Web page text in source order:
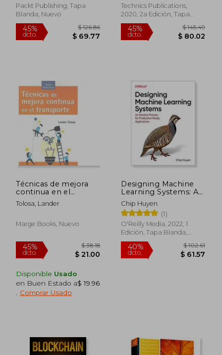
commerce website
with WooCommerce
Inglés)
Packt Publishing, Tapa
Blanda, Nuevo
45%
dcto.
Technics Publications,
2020, 2a Edición, Tapa
Blanda, Nuevo
45%
dcto.
Técnicas de mejora
continua en el
transporte (Biblioteca
de logística) (Spanish
Tolosa, Lander
Marge Books, Nuevo
dcto. $ 21.00
Disponible Usado
en Buen Estado a$ 19.96
Comprar Usado
Designing Machine
Learning Systems: An
Iterative Process for
Production-Ready
Applications (en
Inglés)
Chip Huyen
(1)
O'Reilly Media, 2022, 1
Edición, Tapa Blanda,
Nuevo
dcto. $